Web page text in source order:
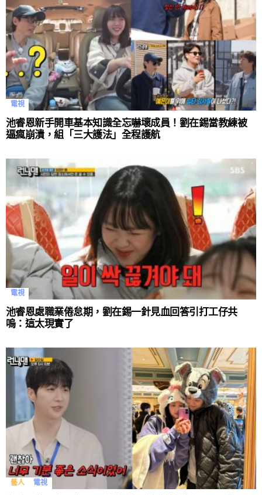
電視
池睿恩新手開車基本知識全忘嚇壞成員！劉在錫當教練被
逼瘋崩潰，組「三大護法」全程護航
電視
池睿恩處職業倦怠期，劉在錫一針見血回答引打工仔共
嗚：這太現實了
藝人 電視